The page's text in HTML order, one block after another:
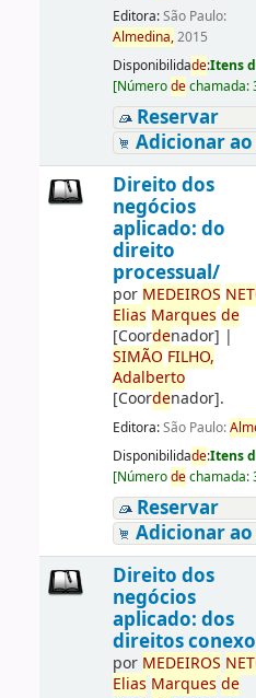
Editora:São Paulo:
Almedina,2015
Disponibilidade:Itens
[Númerodechamada:
Reservar
Adicionar
Direito dos
negócios
aplicado: do
direito
processual/
por MEDEIROS
Elias Marques de
[Coordenador] |
SIMÃO FILHO,
Adalberto
[Coordenador].
Editora:São Paulo:
Disponibilidade:Itens
[Númerodechamada:
Reservar
Adicionar
Direito dos
negócios
aplicado: dos
direitos
por MEDEIROS
Elias Marques de